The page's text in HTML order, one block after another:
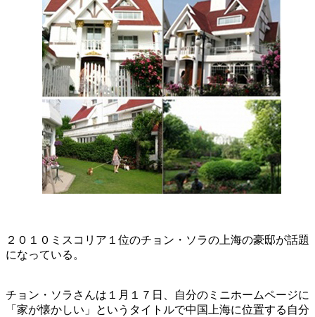
２０１０ミスコリア１位のチョン・ソラの上海の豪邸が話題
になっている。
チョン・ソラさんは１月１７日、自分のミニホームページに
「家が懐かしい」というタイトルで中国上海に位置する自分